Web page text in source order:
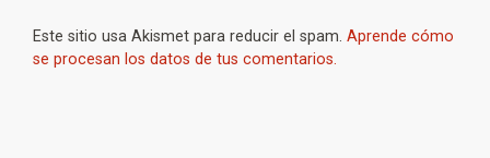
Este sitio usa Akismet para reducir el spam. Aprende cómo
se procesan los datos de tus comentarios.